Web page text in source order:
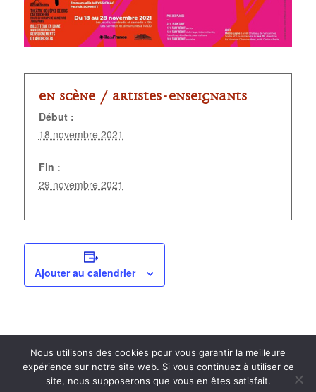
En scène / Artistes-enseignants
Début :
18 novembre 2021
Fin :
29 novembre 2021
Ajouter au calendrier
Nous utilisons des cookies pour vous garantir la meilleure
expérience sur notre site web. Si vous continuez à utiliser ce
site, nous supposerons que vous en êtes satisfait.